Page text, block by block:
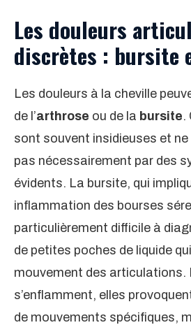
Les douleurs
discrètes : bursite
Les douleurs à la cheville
de l’arthrose ou de la bursite.
sont souvent insidieuses et
pas nécessairement par des
évidents. La bursite, qui
inflammation des bourses
particulièrement difficile à
de petites poches de liquide
mouvement des articulations.
s’enflamment, elles
de mouvements spécifiques,